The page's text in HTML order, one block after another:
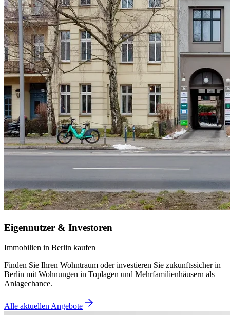
Eigennutzer & Investoren
Immobilien in Berlin kaufen
Finden Sie Ihren Wohntraum oder investieren Sie zukunftssicher in
Berlin mit Wohnungen in Toplagen und Mehrfamilienhäusern als
Anlagechance.
Alle aktuellen Angebote